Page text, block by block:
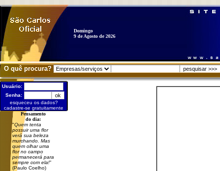
Domingo
9 de Agosto de 2026
O quê procura?
Usuário:
Senha:
esqueceu os dados?
cadastre-se gratuitamente
Pensamento
do dia:
"Quem tenta
possuir uma flor
verá sua beleza
murchando. Mas
quem olhar uma
flor no campo
permanecerá para
sempre com ela!"
(Paulo Coelho)